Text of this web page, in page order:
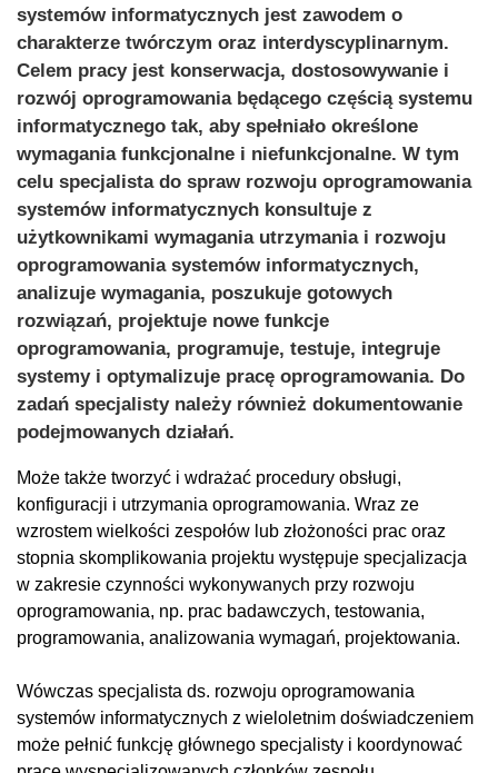
systemów informatycznych jest zawodem o
charakterze twórczym oraz interdyscyplinarnym.
Celem pracy jest konserwacja, dostosowywanie i
rozwój oprogramowania będącego częścią systemu
informatycznego tak, aby spełniało określone
wymagania funkcjonalne i niefunkcjonalne. W tym
celu specjalista do spraw rozwoju oprogramowania
systemów informatycznych konsultuje z
użytkownikami wymagania utrzymania i rozwoju
oprogramowania systemów informatycznych,
analizuje wymagania, poszukuje gotowych
rozwiązań, projektuje nowe funkcje
oprogramowania, programuje, testuje, integruje
systemy i optymalizuje pracę oprogramowania. Do
zadań specjalisty należy również dokumentowanie
podejmowanych działań.
Może także tworzyć i wdrażać procedury obsługi,
konfiguracji i utrzymania oprogramowania. Wraz ze
wzrostem wielkości zespołów lub złożoności prac oraz
stopnia skomplikowania projektu występuje specjalizacja
w zakresie czynności wykonywanych przy rozwoju
oprogramowania, np. prac badawczych, testowania,
programowania, analizowania wymagań, projektowania.
Wówczas specjalista ds. rozwoju oprogramowania
systemów informatycznych z wieloletnim doświadczeniem
może pełnić funkcję głównego specjalisty i koordynować